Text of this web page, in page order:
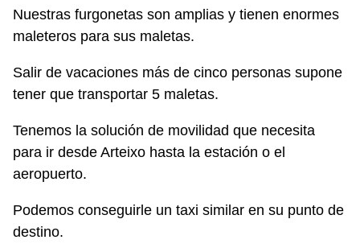
Nuestras furgonetas son amplias y tienen enormes
maleteros para sus maletas.
Salir de vacaciones más de cinco personas supone
tener que transportar 5 maletas.
Tenemos la solución de movilidad que necesita
para ir desde Arteixo hasta la estación o el
aeropuerto.
Podemos conseguirle un taxi similar en su punto de
destino.